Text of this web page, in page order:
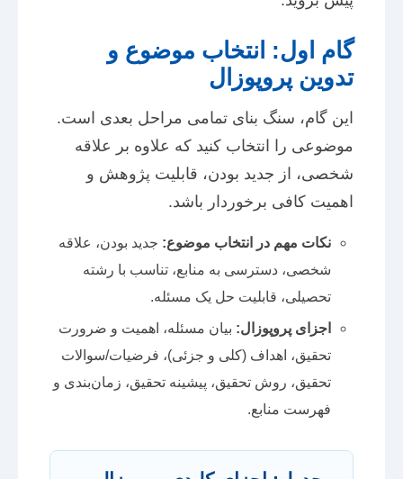
گام اول: انتخاب موضوع و
تدوین پروپوزال
این گام، سنگ بنای تمامی مراحل بعدی است.
موضوعی را انتخاب کنید که علاوه بر علاقه
شخصی، از جدید بودن، قابلیت پژوهش و
اهمیت کافی برخوردار باشد.
نکات مهم در انتخاب موضوع: جدید بودن، علاقه
شخصی، دسترسی به منابع، تناسب با رشته
تحصیلی، قابلیت حل یک مسئله.
اجزای پروپوزال: بیان مسئله، اهمیت و ضرورت
تحقیق، اهداف (کلی و جزئی)، فرضیات/سوالات
تحقیق، روش تحقیق، پیشینه تحقیق، زمان‌بندی و
فهرست منابع.